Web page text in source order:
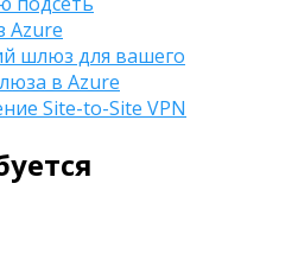
Azure
шлюз для вашего
в Azure
Site-to-Site VPN